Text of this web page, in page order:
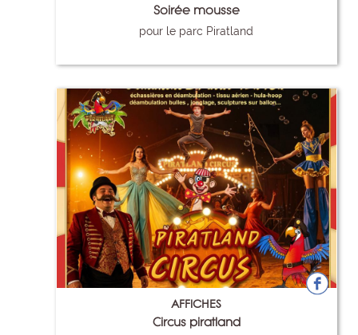
Soirée mousse
pour le parc Piratland
AFFICHES
Circus piratland